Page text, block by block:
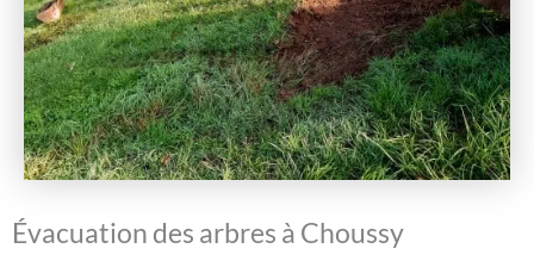
Évacuation des arbres à Choussy